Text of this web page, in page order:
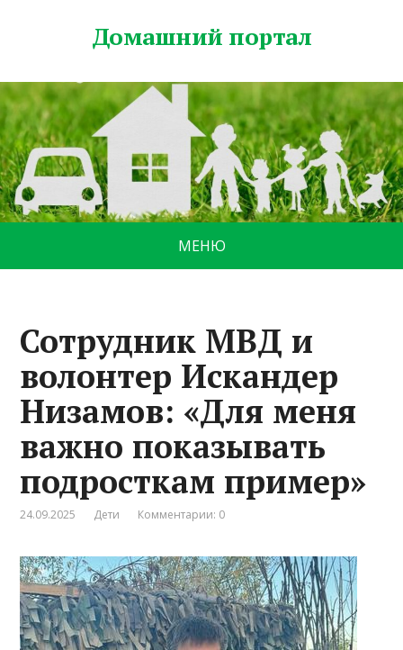
Домашний портал
МЕНЮ
Сотрудник МВД и
волонтер Искандер
Низамов: «Для меня
важно показывать
подросткам пример»
24.09.2025 Дети Комментарии: 0